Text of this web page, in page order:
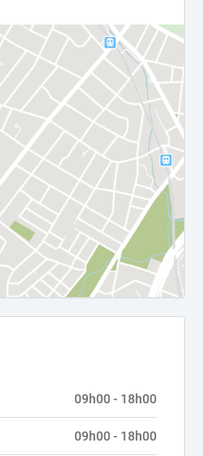
09h00 - 18h00
09h00 - 18h00